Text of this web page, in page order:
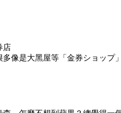
店
像是大黑屋等「金券ショップ